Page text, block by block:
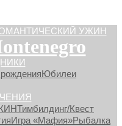
УЖИН
Юбилеи
Тимбилдинг/Квест
Игра «Мафия»Рыбалка